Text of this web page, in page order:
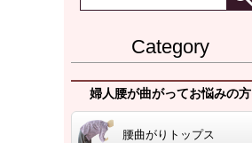
Category
婦人腰が曲がってお悩みの方
腰曲がりトップス